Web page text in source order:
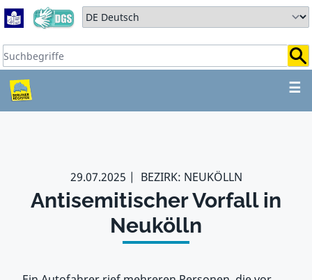
Zum Hauptbereich springen
Zum Hauptmenü springen
Sprache auswählen:
Suchbegriffe:
☰
ZUM HAUPTBEREICH
29.07.2025 BEZIRK: NEUKÖLLN
Antisemitischer Vorfall in
Neukölln